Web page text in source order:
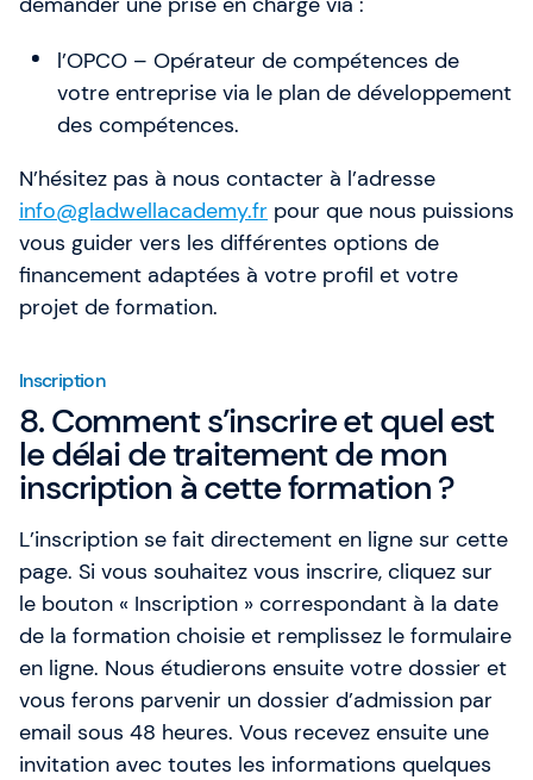
l’OPCO – Opérateur de compétences de
votre entreprise via le plan de développement
des compétences.
N’hésitez pas à nous contacter à l’adresse
info@gladwellacademy.fr pour que nous puissions
vous guider vers les différentes options de
financement adaptées à votre profil et votre
projet de formation.
Inscription
8. Comment s’inscrire et quel est
le délai de traitement de mon
inscription à cette formation ?
L’inscription se fait directement en ligne sur cette
page. Si vous souhaitez vous inscrire, cliquez sur
le bouton « Inscription » correspondant à la date
de la formation choisie et remplissez le formulaire
en ligne. Nous étudierons ensuite votre dossier et
vous ferons parvenir un dossier d’admission par
email sous 48 heures. Vous recevez ensuite une
invitation avec toutes les informations quelques